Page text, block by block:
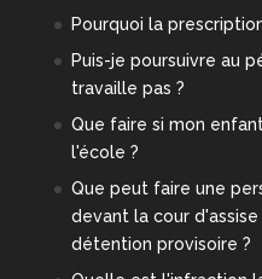
Pourquoi la
Puis-je poursuivre au
travaille pas ?
Que faire si mon
l'école ?
Que peut faire une
devant la cour
détention provisoire ?